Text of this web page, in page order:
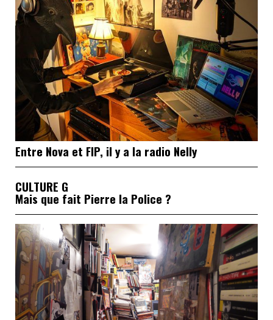
Entre Nova et FIP, il y a la radio Nelly
CULTURE G
Mais que fait Pierre la Police ?